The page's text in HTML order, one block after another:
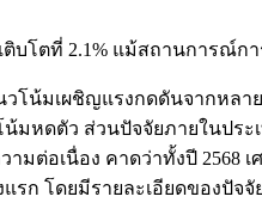
บโตที่ 2.1% แม้สถานการณ์ก
วโน้มเผชิญแรงกดดันจากหล
มหดตัว ส่วนปัจจัยภายในปร
มต่อเนื่อง คาดว่าทั้งปี 2568
รก โดยมีรายละเอียดของปัจ